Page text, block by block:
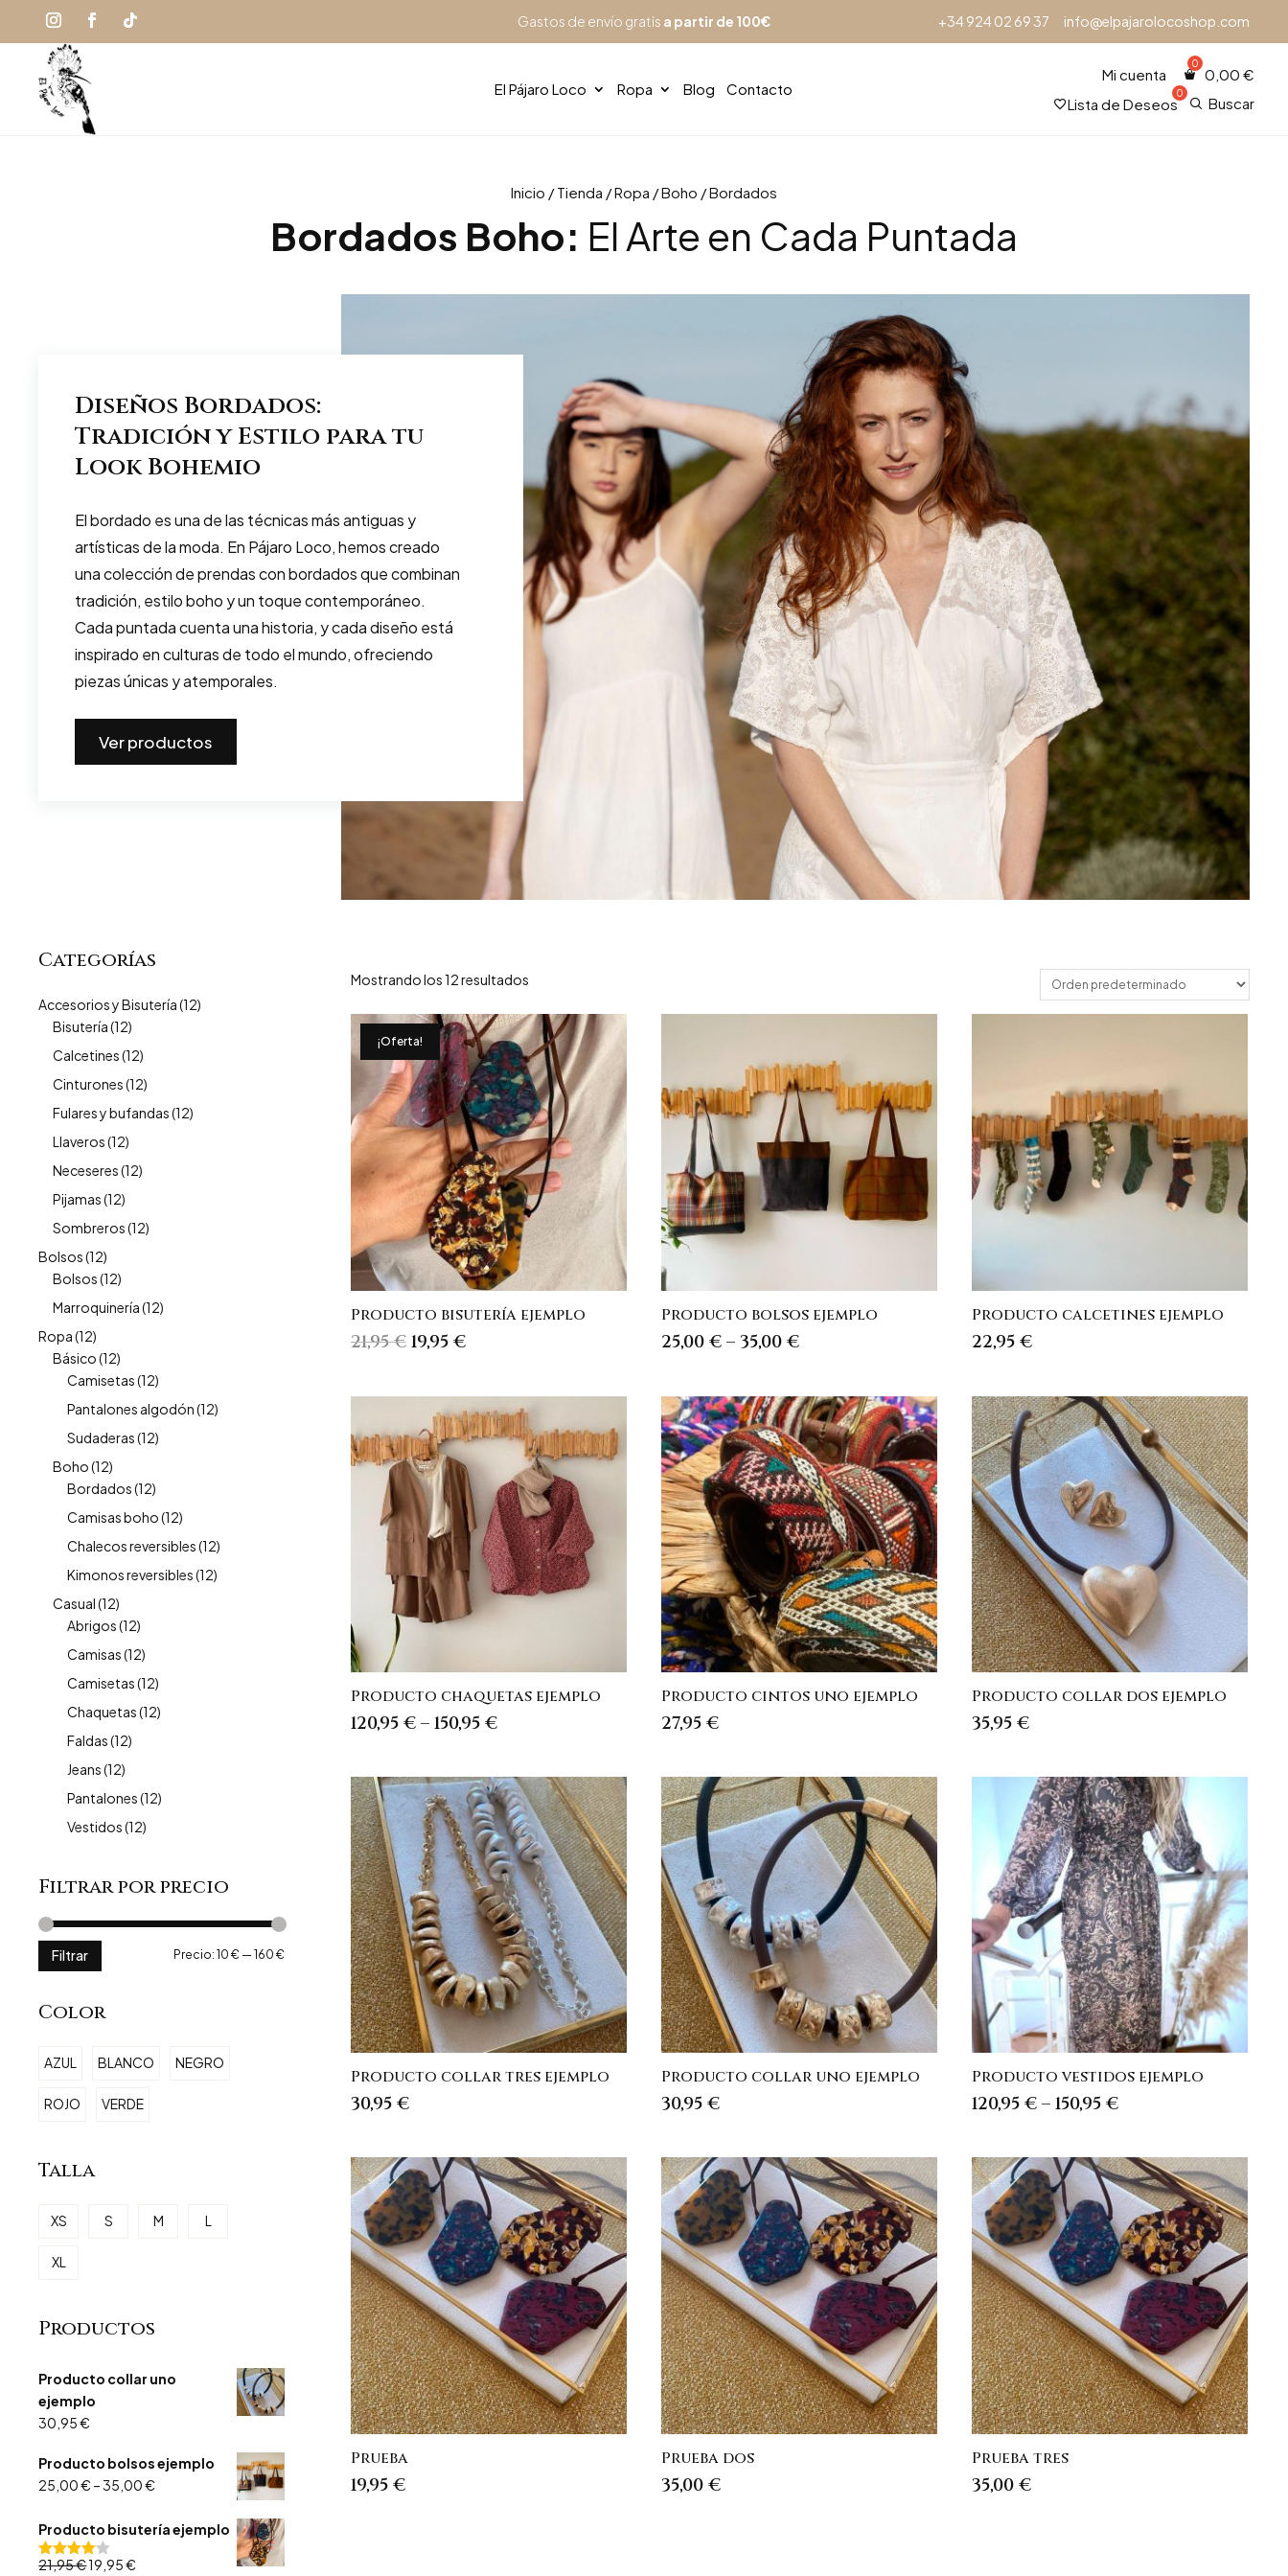
Gastos de envío gratis a partir de 100€ +34 924 02 69 37 info@elpajarolocoshop.com
El Pájaro Loco Ropa Blog Contacto
Mi cuenta 0,00 €
Lista de Deseos
Buscar
Inicio /Tienda /Ropa /Boho / Bordados
Bordados Boho: El Arte en Cada Puntada
Diseños Bordados:
Tradición y Estilo para tu
Look Bohemio
El bordado es una de las técnicas más antiguas y
artísticas de la moda. En Pájaro Loco, hemos creado
una colección de prendas con bordados que combinan
tradición, estilo boho y un toque contemporáneo.
Cada puntada cuenta una historia, y cada diseño está
inspirado en culturas de todo el mundo, ofreciendo
piezas únicas y atemporales.
Ver productos
Categorías
Accesorios y Bisutería(12)
Bisutería(12)
Calcetines(12)
Cinturones(12)
Fulares y bufandas(12)
Llaveros(12)
Neceseres(12)
Pijamas(12)
Sombreros(12)
Bolsos(12)
Bolsos(12)
Marroquinería(12)
Ropa(12)
Básico(12)
Camisetas(12)
Pantalones algodón(12)
Sudaderas(12)
Boho(12)
Bordados(12)
Camisas boho(12)
Chalecos reversibles(12)
Kimonos reversibles(12)
Casual(12)
Abrigos(12)
Camisas(12)
Camisetas(12)
Chaquetas(12)
Faldas(12)
Jeans(12)
Pantalones(12)
Vestidos(12)
Filtrar por precio
Precio
Precio
Filtrar Precio:10 €—160 €
Color
AZUL BLANCO NEGRO
ROJO VERDE
Talla
XS S M L
XL
Productos
Producto collar uno
ejemplo
30,95€
Producto bolsos ejemplo
25,00€ –35,00€
Producto bisutería ejemplo
Valorado
21,95€El
19,95€
Mostrando los 12 resultados
¡Oferta!
Producto bisutería ejemplo
21,95€ El
original
era:
21,95 €.
19,95 €El
actual
es:
19,95 €.
Producto bolsos ejemplo
25,00 €– 35,00 €
Producto calcetines ejemplo
22,95 €
Producto chaquetas ejemplo
120,95 €– 150,95 €
Producto cintos uno ejemplo
27,95 €
Producto collar dos ejemplo
35,95 €
Producto collar tres ejemplo
30,95 €
Producto collar uno ejemplo
30,95 €
Producto vestidos ejemplo
120,95 €– 150,95 €
Prueba
19,95 €
Prueba dos
35,00 €
Prueba tres
35,00 €